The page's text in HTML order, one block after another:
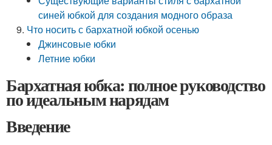
синей юбкой для создания модного образа
Что носить с бархатной юбкой осенью
Джинсовые юбки
Летние юбки
Бархатная юбка: полное руководство
по идеальным нарядам
Введение